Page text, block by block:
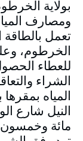
بولاية
ومصارف
تعمل بالطاقة
الخرطوم،
للعطاء
الشراء
مائة وخمسون